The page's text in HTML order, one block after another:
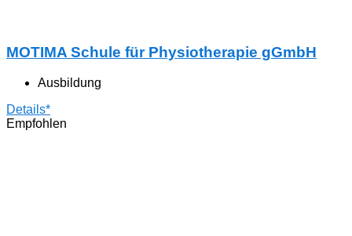
MOTIMA Schule für Physiotherapie gGmbH
Ausbildung
Details*
Empfohlen